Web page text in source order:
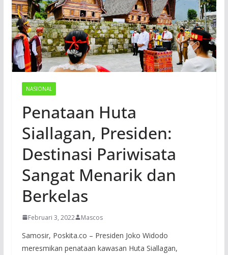
NASIONAL
Penataan Huta
Siallagan, Presiden:
Destinasi Pariwisata
Sangat Menarik dan
Berkelas
Februari 3, 2022 Mascos
Samosir, Poskita.co – Presiden Joko Widodo
meresmikan penataan kawasan Huta Siallagan,